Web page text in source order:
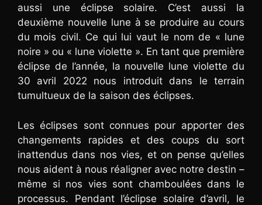
aussi une éclipse solaire. C’est aussi la
deuxième nouvelle lune à se produire au cours
du mois civil. Ce qui lui vaut le nom de « lune
noire » ou « lune violette ». En tant que première
éclipse de l’année, la nouvelle lune violette du
30 avril 2022 nous introduit dans le terrain
tumultueux de la saison des éclipses.
Les éclipses sont connues pour apporter des
changements rapides et des coups du sort
inattendus dans nos vies, et on pense qu’elles
nous aident à nous réaligner avec notre destin –
même si nos vies sont chamboulées dans le
processus. Pendant l’éclipse solaire d’avril, le